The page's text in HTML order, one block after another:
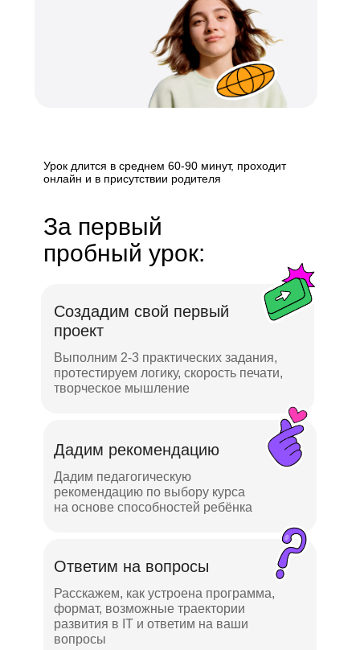
Урок длится в среднем 60-90 минут, проходит
онлайн и в присутствии родителя
За первый
пробный урок:
Создадим свой первый
проект
Выполним 2-3 практических задания,
протестируем логику, скорость печати,
творческое мышление
Дадим рекомендацию
Дадим педагогическую
рекомендацию по выбору курса
на основе способностей ребёнка
Ответим на вопросы
Расскажем, как устроена программа,
формат, возможные траектории
развития в IT и ответим на ваши
вопросы